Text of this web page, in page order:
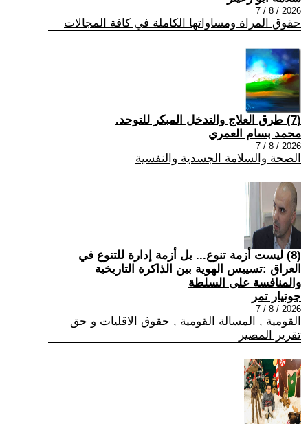
2026 / 8 / 7
حقوق المراة ومساواتها الكاملة في كافة المجالات
(7) طرق العلاج والتدخل المبكر للتوحد.
محمد بسام العمري
2026 / 8 / 7
الصحة والسلامة الجسدية والنفسية
(8) ليست أزمة تنوع... بل أزمة إدارة للتنوع في
العراق :تسييس الهوية بين الذاكرة التاريخية
والمنافسة على السلطة
جوتيار تمر
2026 / 8 / 7
القومية , المسالة القومية , حقوق الاقليات و حق
تقرير المصير